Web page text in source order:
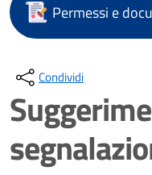
Permessi e
Condividi